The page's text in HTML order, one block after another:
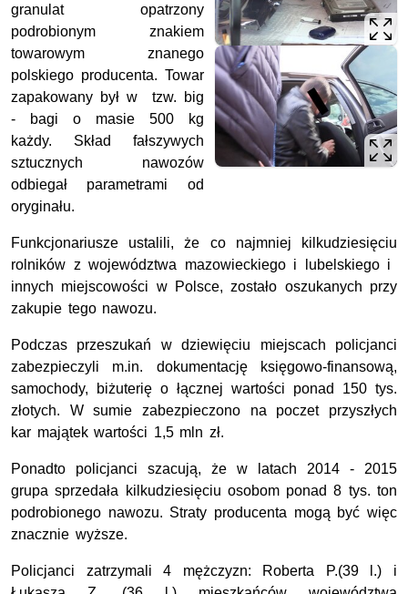
granulat opatrzony
podrobionym znakiem
towarowym znanego
polskiego producenta. Towar
zapakowany był w tzw. big
- bagi o masie 500 kg
każdy. Skład fałszywych
sztucznych nawozów
odbiegał parametrami od
oryginału.
Funkcjonariusze ustalili, że co najmniej kilkudziesięciu
rolników z województwa mazowieckiego i lubelskiego i
innych miejscowości w Polsce, zostało oszukanych przy
zakupie tego nawozu.
Podczas przeszukań w dziewięciu miejscach policjanci
zabezpieczyli m.in. dokumentację księgowo-finansową,
samochody, biżuterię o łącznej wartości ponad 150 tys.
złotych. W sumie zabezpieczono na poczet przyszłych
kar majątek wartości 1,5 mln zł.
Ponadto policjanci szacują, że w latach 2014 - 2015
grupa sprzedała kilkudziesięciu osobom ponad 8 tys. ton
podrobionego nawozu. Straty producenta mogą być więc
znacznie wyższe.
Policjanci zatrzymali 4 mężczyzn: Roberta P.(39 l.) i